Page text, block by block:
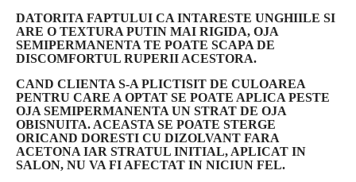
DATORITA FAPTULUI CA INTARESTE UNGHIILE SI
ARE O TEXTURA PUTIN MAI RIGIDA, OJA
SEMIPERMANENTA TE POATE SCAPA DE
DISCOMFORTUL RUPERII ACESTORA.
CAND CLIENTA S-A PLICTISIT DE CULOAREA
PENTRU CARE A OPTAT SE POATE APLICA PESTE
OJA SEMIPERMANENTA UN STRAT DE OJA
OBISNUITA. ACEASTA SE POATE STERGE
ORICAND DORESTI CU DIZOLVANT FARA
ACETONA IAR STRATUL INITIAL, APLICAT IN
SALON, NU VA FI AFECTAT IN NICIUN FEL.